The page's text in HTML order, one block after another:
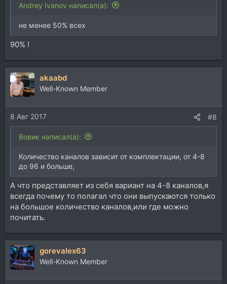
Andrey Ivanov написал(а):
не менее 50% всех
90% !
akaabd
Well-Known Member
8 Авг 2017 #8
Вовик написал(а):
Количество каналов зависит от комплектации, от 4-8
до 96 и больше,
А что представляет из себя вариант на 4-8 каналов,я
всегда почему то полагал что они выпускаются только
на большое количество каналов,или где можно
почитать.
gorevalex63
Well-Known Member